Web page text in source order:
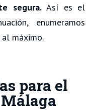
segura.Así es el
enumeramos
máximo.
para el